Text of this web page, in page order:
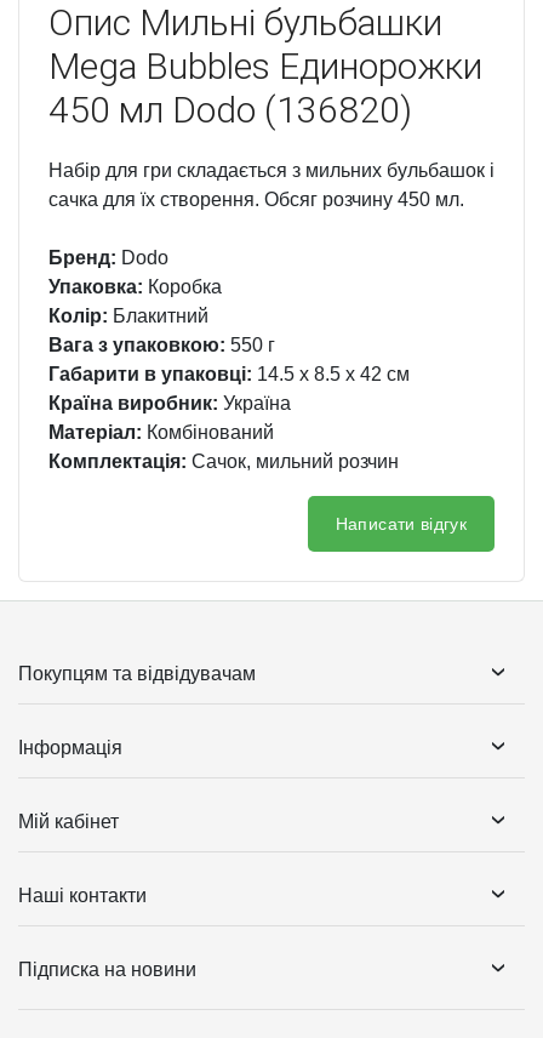
Опис Мильні бульбашки
Mega Bubbles Единорожки
450 мл Dodo (136820)
Набір для гри складається з мильних бульбашок і
сачка для їх створення. Обсяг розчину 450 мл.
Бренд: Dodo
Упаковка: Коробка
Колір: Блакитний
Вага з упаковкою: 550 г
Габарити в упаковці: 14.5 x 8.5 x 42 см
Країна виробник: Україна
Матеріал: Комбінований
Комплектація: Сачок, мильний розчин
Написати відгук
Покупцям та відвідувачам
Інформація
Мій кабінет
Наші контакти
Підписка на новини